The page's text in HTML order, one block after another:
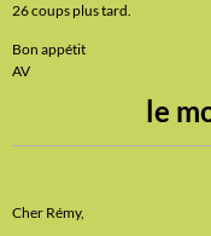
26 coups plus tard.
Bon appétit
AV
le
Cher Rémy,